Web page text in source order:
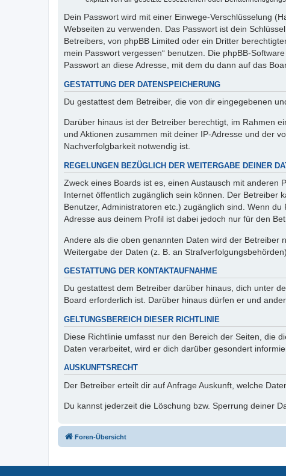
Dein Passwort wird mit einer Einwege-Verschlüsselung
Webseiten zu verwenden. Das Passwort ist dein
Betreibers, von phpBB Limited oder ein Dritter
mein Passwort vergessen“ benutzen. Die phpBB-
Passwort an diese Adresse, mit dem du dann auf das
GESTATTUNG DER DATENSPEICHERUNG
Du gestattest dem Betreiber, die von dir eingegebenen
Darüber hinaus ist der Betreiber berechtigt, im Rahmen
und Aktionen zusammen mit deiner IP-Adresse und der
Nachverfolgbarkeit notwendig ist.
REGELUNGEN BEZÜGLICH DER WEITERGABE DEINER
Zweck eines Boards ist es, einen Austausch mit anderen
Internet öffentlich zugänglich sein können. Der Betreiber
Benutzer, Administratoren etc.) zugänglich sind. Wenn
Adresse aus deinem Profil ist dabei jedoch nur für den
Andere als die oben genannten Daten wird der
Weitergabe der Daten (z. B. an
GESTATTUNG DER KONTAKTAUFNAHME
Du gestattest dem Betreiber darüber hinaus, dich unter
Board erforderlich ist. Darüber hinaus dürfen er und
GELTUNGSBEREICH DIESER RICHTLINIE
Diese Richtlinie umfasst nur den Bereich der Seiten, die
Daten verarbeitet, wird er dich darüber gesondert
AUSKUNFTSRECHT
Der Betreiber erteilt dir auf Anfrage Auskunft, welche
Du kannst jederzeit die Löschung bzw. Sperrung deiner
Foren-Übersicht